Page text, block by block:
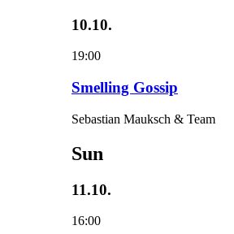
10.10.
19:00
Smelling Gossip
Sebastian Mauksch & Team
Sun
11.10.
16:00